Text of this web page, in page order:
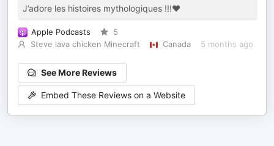
J’adore les histoires mythologiques !!!❤️
Apple Podcasts
5
Steve lava chicken Minecraft
Canada 5 months ago
See More Reviews
Embed These Reviews on a Website